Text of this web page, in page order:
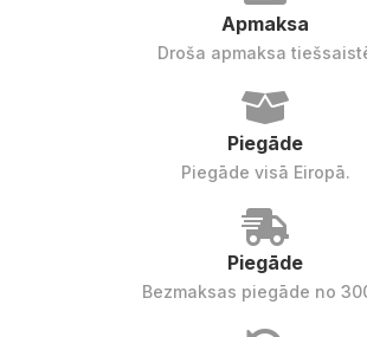
Apmaksa
Droša apmaksa
Piegāde
Piegāde visā Eiropā.
Piegāde
Bezmaksas piegāde no